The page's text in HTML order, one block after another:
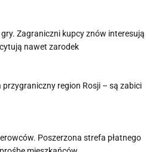
Zagraniczni kupcy znów interesują
nawet zarodek
region Rosji – są zabici
Poszerzona strefa płatnego